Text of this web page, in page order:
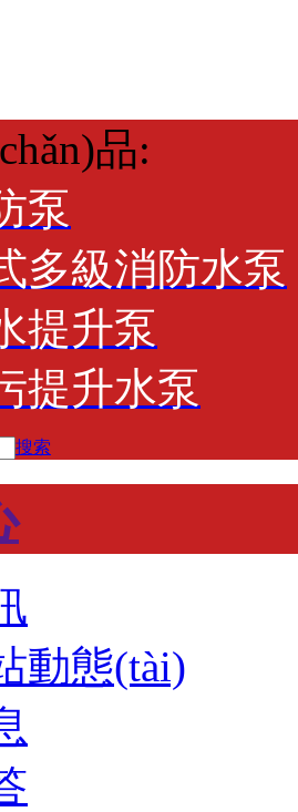
品:
泵
多級消防水泵
提升泵
提升水泵
搜索
動態(tài)